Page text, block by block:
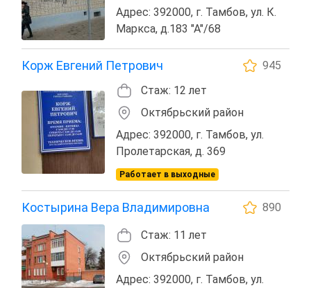
Адрес: 392000, г. Тамбов, ул. К.
Маркса, д.183 "А"/68
Корж Евгений Петрович
945
Стаж: 12 лет
Октябрьский район
Адрес: 392000, г. Тамбов, ул.
Пролетарская, д. 369
Работает в выходные
Костырина Вера Владимировна 890
Стаж: 11 лет
Октябрьский район
Адрес: 392000, г. Тамбов, ул.